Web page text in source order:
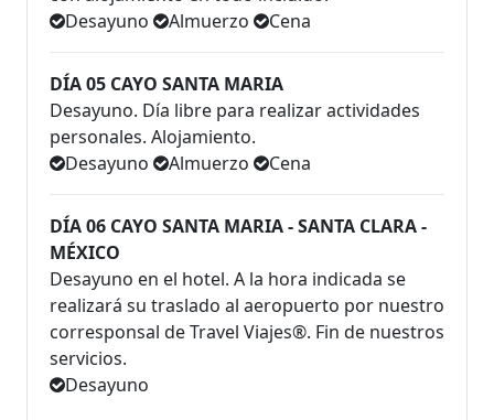
Desayuno
Almuerzo Cena
DÍA 05 CAYO SANTA MARIA
Desayuno. Día libre para realizar actividades
personales. Alojamiento.
Desayuno
Almuerzo Cena
DÍA 06 CAYO SANTA MARIA - SANTA CLARA -
MÉXICO
Desayuno en el hotel. A la hora indicada se
realizará su traslado al aeropuerto por nuestro
corresponsal de Travel Viajes®. Fin de nuestros
servicios.
Desayuno